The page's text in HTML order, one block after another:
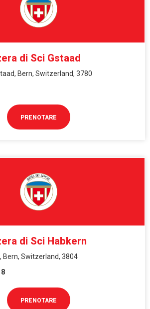
di Sci Gstaad
Bern, Switzerland, 3780
PRENOTARE
di Sci Habkern
Bern, Switzerland, 3804
PRENOTARE